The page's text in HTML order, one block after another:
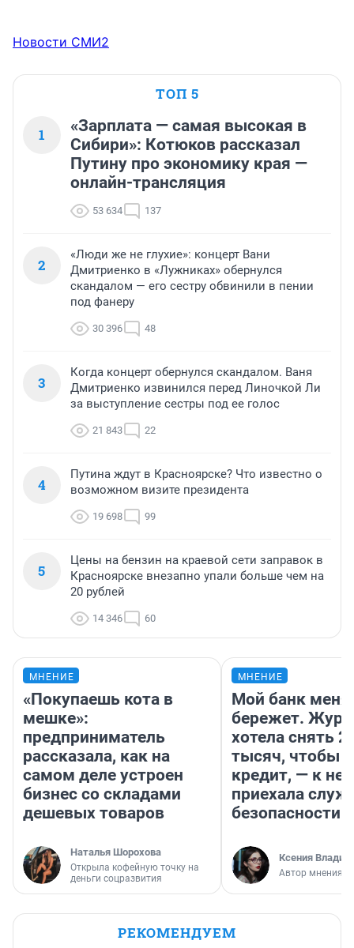
Новости СМИ2
ТОП 5
1
«Зарплата — самая высокая в
Сибири»: Котюков рассказал
Путину про экономику края —
онлайн-трансляция
53 634 137
2
«Люди же не глухие»: концерт Вани
Дмитриенко в «Лужниках» обернулся
скандалом — его сестру обвинили в пении
под фанеру
30 396 48
3
Когда концерт обернулся скандалом. Ваня
Дмитриенко извинился перед Линочкой Ли
за выступление сестры под ее голос
21 843 22
4
Путина ждут в Красноярске? Что известно о
возможном визите президента
19 698 99
5
Цены на бензин на краевой сети заправок в
Красноярске внезапно упали больше чем на
20 рублей
14 346 60
МНЕНИЕ
«Покупаешь кота в
мешке»:
предприниматель
рассказала, как на
самом деле устроен
бизнес со складами
дешевых товаров
Наталья Шорохова
Открыла кофейную точку на
деньги соцразвития
МНЕНИЕ
Мой банк меня
бережет.
хотела снять
тысяч, чтобы
кредит, — к
приехала
безопасности
Ксения
Автор мнения
РЕКОМЕНДУЕМ